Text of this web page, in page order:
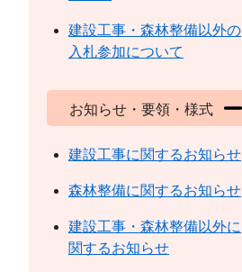
建設工事・森林整備以外の
入札参加について
お知らせ・要領・様式
建設工事に関するお知らせ
森林整備に関するお知らせ
建設工事・森林整備以外に
関するお知らせ